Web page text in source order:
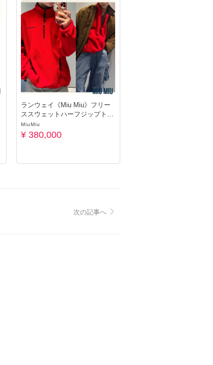
ランウェイ《Miu Miu》フリー
ススウェットハーフジップトッ
プス
MiuMiu
¥ 380,000
次の記事へ